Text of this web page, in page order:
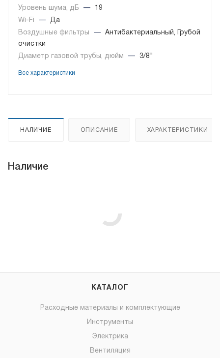
Уровень шума, дБ
—
19
Wi-Fi
—
Да
Воздушные фильтры
—
Антибактериальный, Грубой
очистки
Диаметр газовой трубы, дюйм
— 3/8"
Все характеристики
НАЛИЧИЕ ОПИСАНИЕ ХАРАКТЕРИСТИКИ
Наличие
КАТАЛОГ
Расходные материалы и комплектующие
Инструменты
Электрика
Вентиляция